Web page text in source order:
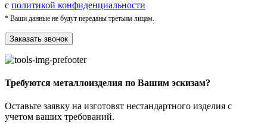
с политикой конфиденциальности
* Ваши данные не будут переданы третьим лицам.
Требуются металлоизделия по Вашим эскизам?
Оставьте заявку на изготовят нестандартного изделия с
учетом ваших требований.